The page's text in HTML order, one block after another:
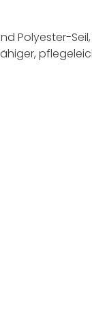
Polyester-